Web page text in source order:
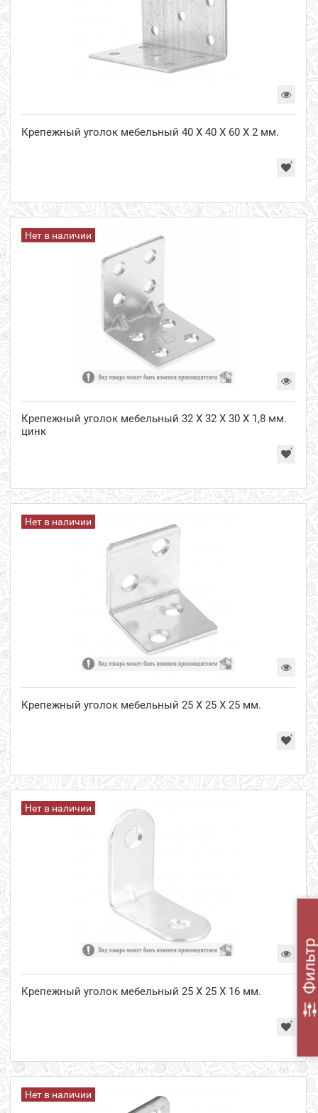
Крепежный уголок мебельный 40 Х 40 Х 60 Х 2 мм.
Нет в наличии
Крепежный уголок мебельный 32 Х 32 Х 30 Х 1,8 мм.
цинк
Нет в наличии
Крепежный уголок мебельный 25 Х 25 Х 25 мм.
Нет в наличии
Крепежный уголок мебельный 25 Х 25 Х 16 мм.
Нет в наличии